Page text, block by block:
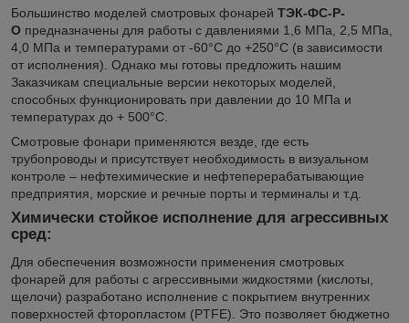
Большинство моделей смотровых фонарей ТЭК-ФС-Р-
О предназначены для работы с давлениями 1,6 МПа, 2,5 МПа,
4,0 МПа и температурами от -60°С до +250°С (в зависимости
от исполнения). Однако мы готовы предложить нашим
Заказчикам специальные версии некоторых моделей,
способных функционировать при давлении до 10 МПа и
температурах до + 500°С.
Смотровые фонари применяются везде, где есть
трубопроводы и присутствует необходимость в визуальном
контроле – нефтехимические и нефтеперерабатывающие
предприятия, морские и речные порты и терминалы и т.д.
Химически стойкое исполнение для агрессивных
сред:
Для обеспечения возможности применения смотровых
фонарей для работы с агрессивными жидкостями (кислоты,
щелочи) разработано исполнение с покрытием внутренних
поверхностей фторопластом (PTFE). Это позволяет бюджетно